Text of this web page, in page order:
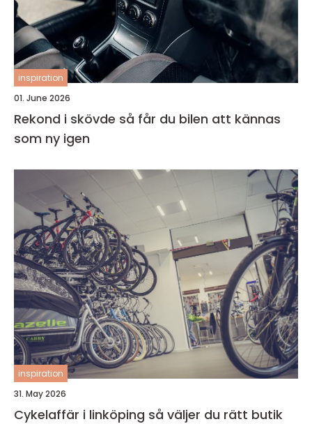
inspiration
01. June 2026
Rekond i skövde så får du bilen att kännas
som ny igen
inspiration
31. May 2026
Cykelaffär i linköping så väljer du rätt butik